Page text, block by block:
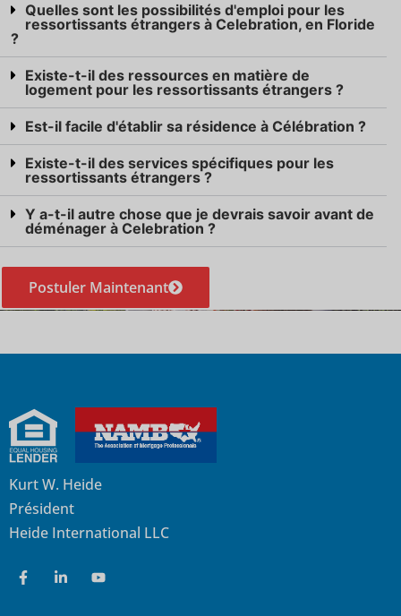
Quelles sont les possibilités d'emploi pour les
ressortissants étrangers à Celebration, en Floride
?
Existe-t-il des ressources en matière de
logement pour les ressortissants étrangers ?
Est-il facile d'établir sa résidence à Célébration ?
Existe-t-il des services spécifiques pour les
ressortissants étrangers ?
Y a-t-il autre chose que je devrais savoir avant de
déménager à Celebration ?
Postuler Maintenant
Kurt W. Heide
Président
Heide International LLC